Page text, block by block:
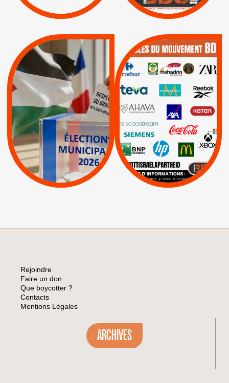
| Pétitions
MUNICIPALES 2026 :
JE VOTE POUR LE
RESPECT DU DROIT
INTERNATIONAL EN
PALESTINE
APPELS | Actus |
Espaces Sans
Apartheid
| Lettres d'interpellation
QUE BOYCOTTER ?
BOYCOTT /
AXA BNP | CAF |
Carrefour | HP |
Keter |
Livres et brochures |
Mehadrin | PUMA
Sodastream |
Visuels, tracts,
affiches,...
Rejoindre
Faire un don
Que boycotter ?
Contacts
Mentions Légales
ARCHIVES